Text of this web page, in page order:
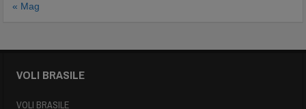
« Mag
VOLI BRASILE
VOLI BRASILE